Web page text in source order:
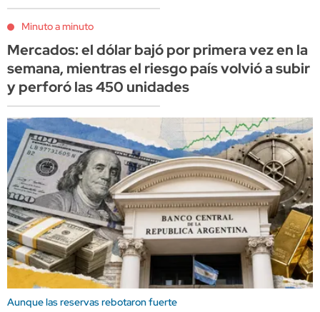
Minuto a minuto
Mercados: el dólar bajó por primera vez en la
semana, mientras el riesgo país volvió a subir
y perforó las 450 unidades
Aunque las reservas rebotaron fuerte